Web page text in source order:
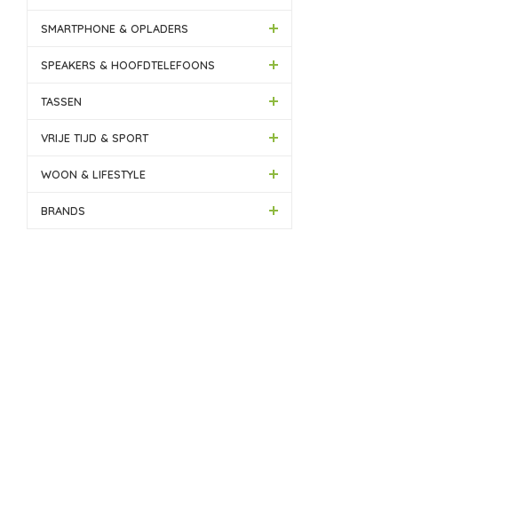
SMARTPHONE & OPLADERS
SPEAKERS & HOOFDTELEFOONS
TASSEN
VRIJE TIJD & SPORT
WOON & LIFESTYLE
BRANDS